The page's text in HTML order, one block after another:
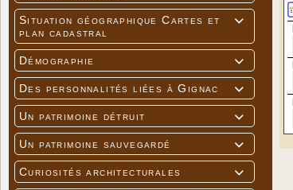

Situation géographique Cartes et
plan cadastral

Démographie

Des personnalités liées à Gignac

Un patrimoine détruit

Un patrimoine sauvegardé

Curiosités architecturales